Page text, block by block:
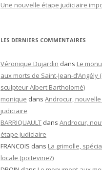
Une nouvelle étape judiciaire
LES DERNIERS COMMENTAIRES
Véronique Dujardin dans Le
aux morts de Saint-Jean-d’Angély
sculpteur Albert Bartholomé)
monique dans Androcur,
judiciaire
BARRIQUAULT dans Androcur,
étape judiciaire
FRANCOIS dans La grimolle,
locale (poitevine?)